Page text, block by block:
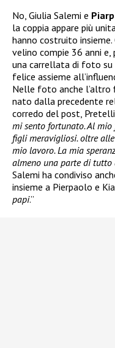
No, Giulia Salemi e
la coppia appare più
hanno costruito
velino compie 36 anni e,
una carrellata di foto
felice assieme
Nelle foto anche l’altro
nato dalla precedente
corredo del post,
mi sento fortunato. Al
figli meravigliosi. oltre
mio lavoro. La mia
almeno una parte di
Salemi ha condiviso
insieme a Pierpaolo e
papi.”